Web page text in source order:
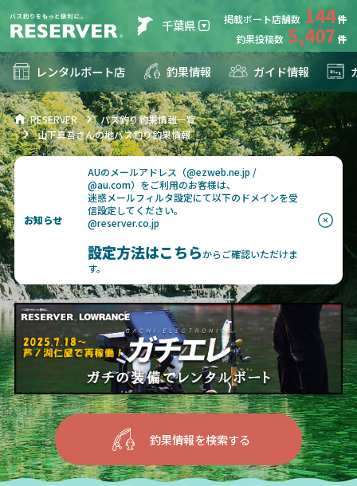
千葉県 掲載ボート店舗数 144
釣果投稿数 5,407
レンタルボート店 釣果情報 ガイド情報
RESERVER
バス釣り釣果情報一覧
山下真吾さんの地バス釣り釣果情報
お知らせ
AUのメールアドレス（@ezweb.ne.jp /
@au.com）をご利用のお客様は、
迷惑メールフィルタ設定にて以下のドメインを受
信設定してください。
@reserver.co.jp
設定方法はこちらからご確認いただけま
す。
釣果情報を検索する